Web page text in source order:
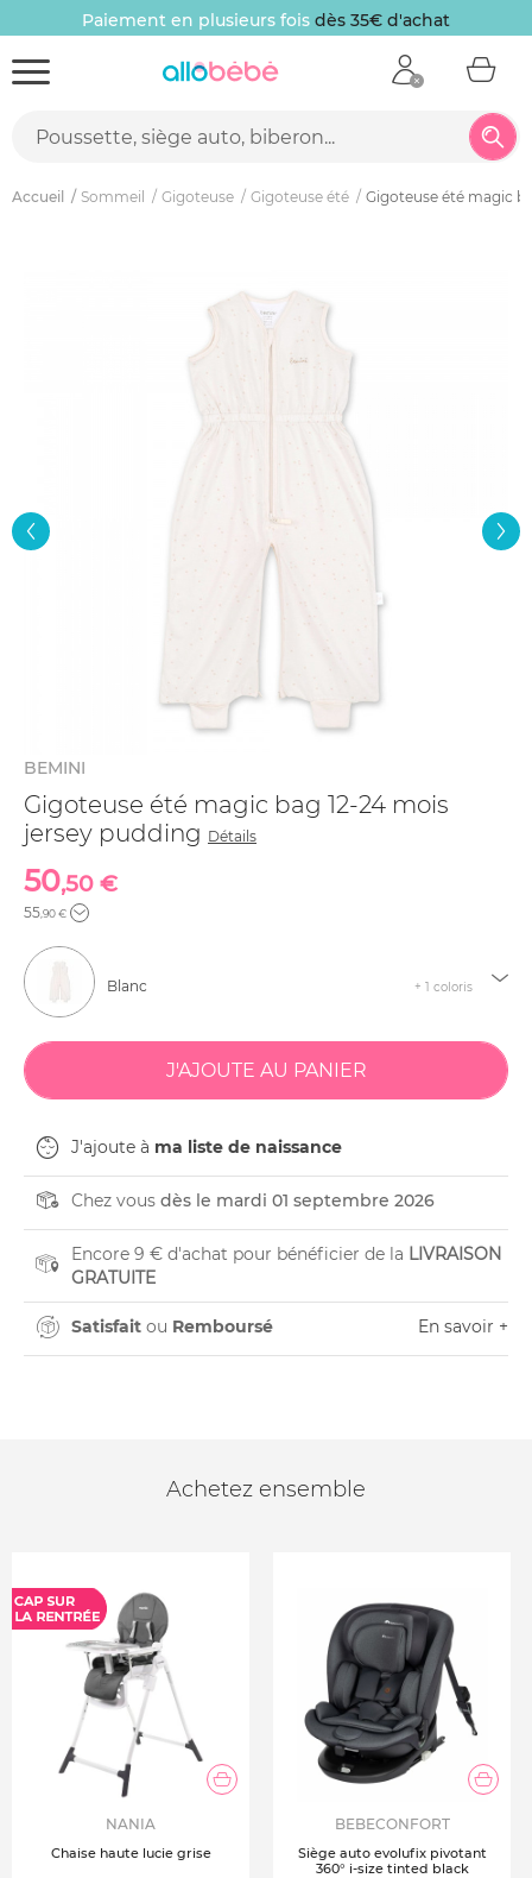
Paiement en plusieurs fois dès 35€ d'achat
Accueil Sommeil Gigoteuse Gigoteuse été Gigoteuse été magic
BEMINI
Gigoteuse été magic bag 12-24 mois
jersey pudding Détails
50,50 €
55,90 €
Blanc + 1 coloris
J'ajoute à ma liste de naissance
Chez vous dès le mardi 01 septembre 2026
Encore 9 € d'achat pour bénéficier de la LIVRAISON
GRATUITE
Satisfait ou Remboursé En savoir +
Achetez ensemble
NANIA
Chaise haute lucie grise
BEBECONFORT
Siège auto evolufix pivotant
360° i-size tinted black